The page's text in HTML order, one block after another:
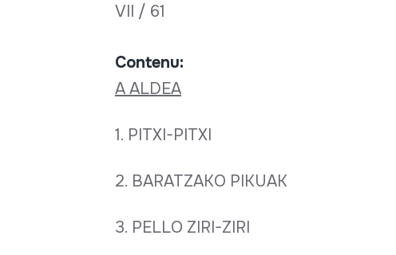
VII / 61
Contenu:
A ALDEA
1. PITXI-PITXI
2. BARATZAKO PIKUAK
3. PELLO ZIRI-ZIRI